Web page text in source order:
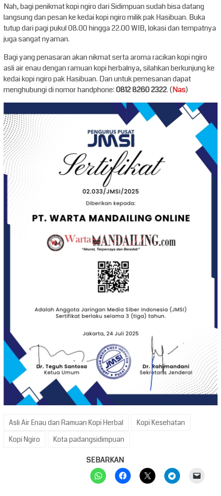
Nah, bagi penikmat kopi ngiro dari Sidimpuan sudah bisa datang
langsung dan pesan ke kedai kopi ngiro milik pak Hasibuan. Buka
tutup dari pagi pukul 08.00 hingga 22.00 WIB, lokasi dan tempatnya
juga sangat nyaman.
Bagi yang penasaran akan nikmat serta aroma racikan kopi ngiro
asli air enau dengan ramuan kopi herbalnya, silahkan berkunjung ke
kedai kopi ngiro pak Hasibuan. Dan untuk pemesanan dapat
menghubungi di nomor handphone:0812 8260 2322. (Nas)
Asli Air Enau dan Ramuan Kopi Herbal
Kopi Kesehatan
Kopi Ngiro
Kota padangsidimpuan
SEBARKAN